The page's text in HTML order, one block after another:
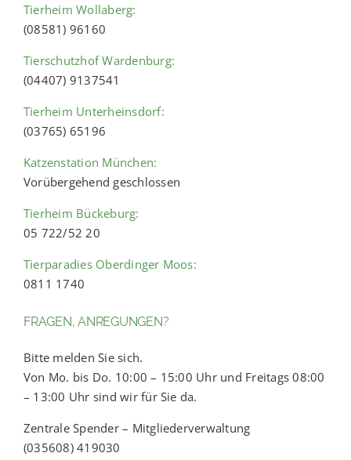
Tierheim Wollaberg:
(08581) 96160
Tierschutzhof Wardenburg:
(04407) 9137541
Tierheim Unterheinsdorf:
(03765) 65196
Katzenstation München:
Vorübergehend geschlossen
Tierheim Bückeburg:
05 722/52 20
Tierparadies Oberdinger Moos:
0811 1740
FRAGEN, ANREGUNGEN?
Bitte melden Sie sich.
Von Mo. bis Do. 10:00 – 15:00 Uhr und Freitags 08:00
– 13:00 Uhr sind wir für Sie da.
Zentrale Spender – Mitgliederverwaltung
(035608) 419030